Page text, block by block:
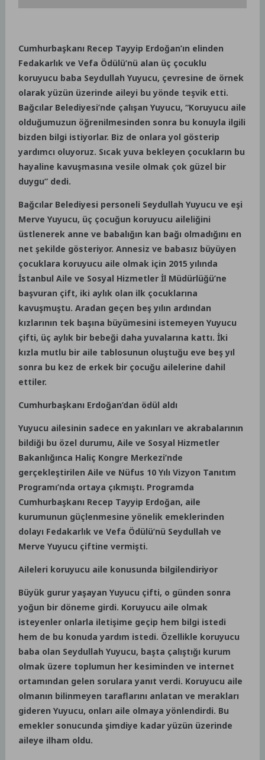
Cumhurbaşkanı Recep Tayyip Erdoğan’ın elinden
Fedakarlık ve Vefa Ödülü’nü alan üç çocuklu
koruyucu baba Seydullah Yuyucu, çevresine de örnek
olarak yüzün üzerinde aileyi bu yönde teşvik etti.
Bağcılar Belediyesi’nde çalışan Yuyucu, “Koruyucu aile
olduğumuzun öğrenilmesinden sonra bu konuyla ilgili
bizden bilgi istiyorlar. Biz de onlara yol gösterip
yardımcı oluyoruz. Sıcak yuva bekleyen çocukların bu
hayaline kavuşmasına vesile olmak çok güzel bir
duygu” dedi.
Bağcılar Belediyesi personeli Seydullah Yuyucu ve eşi
Merve Yuyucu, üç çocuğun koruyucu aileliğini
üstlenerek anne ve babalığın kan bağı olmadığını en
net şekilde gösteriyor. Annesiz ve babasız büyüyen
çocuklara koruyucu aile olmak için 2015 yılında
İstanbul Aile ve Sosyal Hizmetler İl Müdürlüğü’ne
başvuran çift, iki aylık olan ilk çocuklarına
kavuşmuştu. Aradan geçen beş yılın ardından
kızlarının tek başına büyümesini istemeyen Yuyucu
çifti, üç aylık bir bebeği daha yuvalarına kattı. İki
kızla mutlu bir aile tablosunun oluştuğu eve beş yıl
sonra bu kez de erkek bir çocuğu ailelerine dahil
ettiler.
Cumhurbaşkanı Erdoğan’dan ödül aldı
Yuyucu ailesinin sadece en yakınları ve akrabalarının
bildiği bu özel durumu, Aile ve Sosyal Hizmetler
Bakanlığınca Haliç Kongre Merkezi’nde
gerçekleştirilen Aile ve Nüfus 10 Yılı Vizyon Tanıtım
Programı’nda ortaya çıkmıştı. Programda
Cumhurbaşkanı Recep Tayyip Erdoğan, aile
kurumunun güçlenmesine yönelik emeklerinden
dolayı Fedakarlık ve Vefa Ödülü’nü Seydullah ve
Merve Yuyucu çiftine vermişti.
Aileleri koruyucu aile konusunda bilgilendiriyor
Büyük gurur yaşayan Yuyucu çifti, o günden sonra
yoğun bir döneme girdi. Koruyucu aile olmak
isteyenler onlarla iletişime geçip hem bilgi istedi
hem de bu konuda yardım istedi. Özellikle koruyucu
baba olan Seydullah Yuyucu, başta çalıştığı kurum
olmak üzere toplumun her kesiminden ve internet
ortamından gelen sorulara yanıt verdi. Koruyucu aile
olmanın bilinmeyen taraflarını anlatan ve merakları
gideren Yuyucu, onları aile olmaya yönlendirdi. Bu
emekler sonucunda şimdiye kadar yüzün üzerinde
aileye ilham oldu.